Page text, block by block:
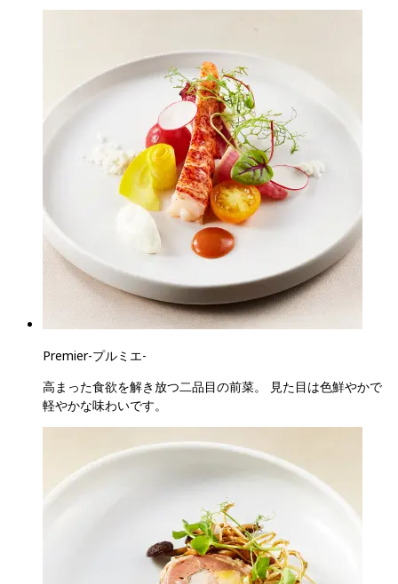
Premier-プルミエ-
高まった食欲を解き放つ二品目の前菜。 見た目は色鮮やかで
軽やかな味わいです。